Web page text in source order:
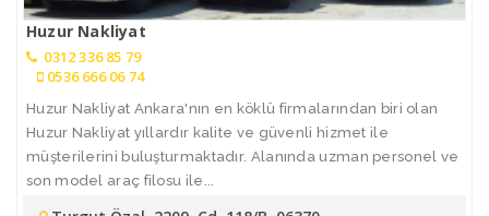
Huzur Nakliyat
0312 336 85 79
0536 666 06 74
Huzur Nakliyat Ankara'nın en köklü firmalarından biri olan
Huzur Nakliyat yıllardır kalite ve güvenli hizmet ile
müşterilerini buluşturmaktadır. Alanında uzman personel ve
son model araç filosu ile...